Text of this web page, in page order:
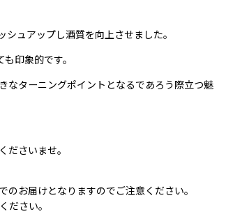
ュアップし酒質を向上させました。
印象的です。
なターニングポイントとなるであろう際立つ魅
さいませ。
お届けとなりますのでご注意ください。
さい。